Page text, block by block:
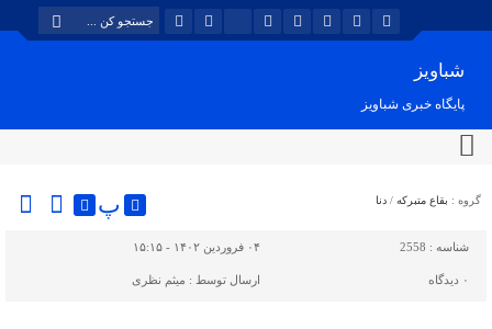
شباویز
پایگاه خبری شباویز
گروه : بقاع متبرکه / دنا پ
شناسه : 2558 ۰۴ فروردین ۱۴۰۲ - ۱۵:۱۵
۰ دیدگاه ارسال توسط : میثم نظری